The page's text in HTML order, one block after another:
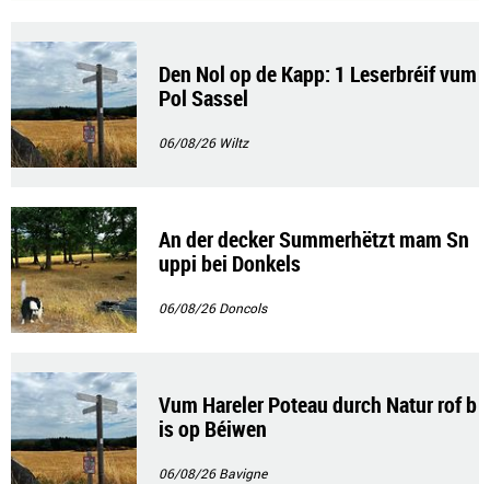
Den Nol op de Kapp: 1 Leserbréif vum
Pol Sassel
06/08/26 Wiltz
An der decker Summerhëtzt mam Sn
uppi bei Donkels
06/08/26Doncols
Vum Hareler Poteau durch Natur rof b
is op Béiwen
06/08/26Bavigne